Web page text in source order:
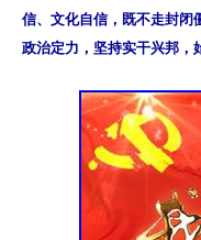
信、文化自信，既不走封闭
政治定力，坚持实干兴邦，